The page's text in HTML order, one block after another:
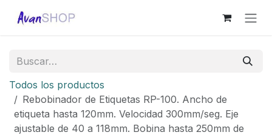
Todos los productos
Rebobinador de Etiquetas RP-100. Ancho de
etiqueta hasta 120mm. Velocidad 300mm/seg. Eje
ajustable de 40 a 118mm. Bobina hasta 250mm de